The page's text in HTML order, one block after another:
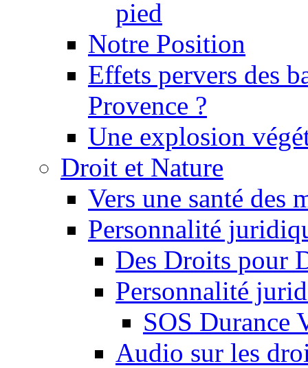
pied
Notre Position
Effets pervers des
Provence ?
Une explosion
Droit et Nature
Vers une santé des
Personnalité
Des Droits pour
Personnalité
SOS Durance
Audio sur les